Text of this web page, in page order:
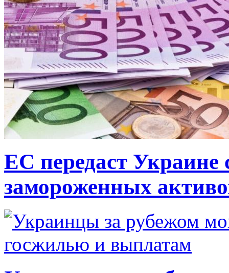
ЕС передаст Украине
замороженных